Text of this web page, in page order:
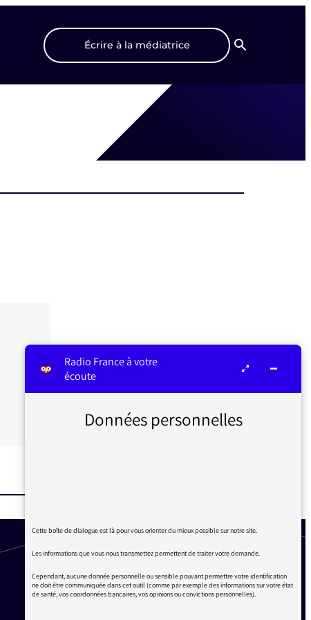
Écrire à la médiatrice
Recherche
Radio France à votre
écoute
Données personnelles
Cette boîte de dialogue est là pour vous orienter du mieux possible sur notre site.
Les informations que vous nous transmettez permettent de traiter votre demande.
Cependant, aucune donnée personnelle ou sensible pouvant permettre votre identification
ne doit être communiquée dans cet outil (comme par exemple des informations sur votre état
de santé, vos coordonnées bancaires, vos opinions ou convictions personnelles).